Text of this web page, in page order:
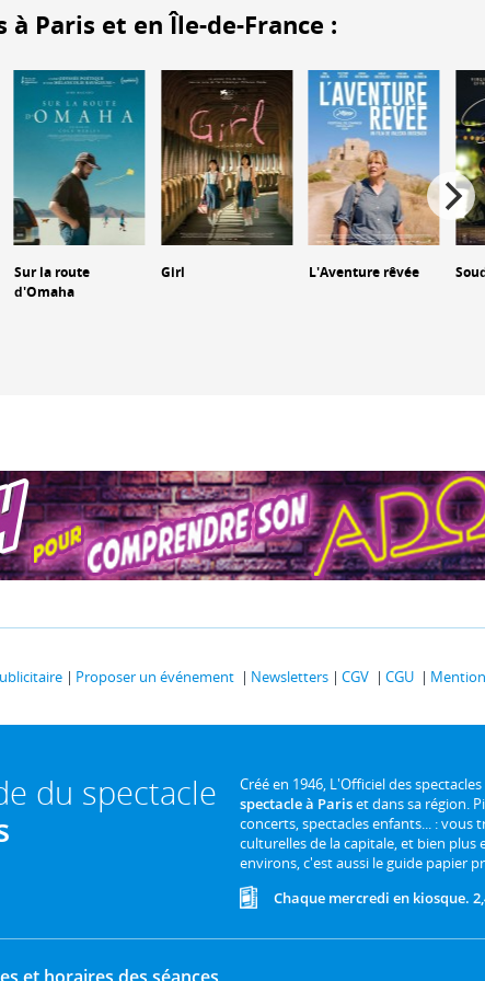
Paris et en Île-de-France :
Sur la route
d'Omaha
Girl L'Aventure rêvée
Proposer un événement Newsletters CGV CGU
du spectacle
Créé en 1946, L'Officiel des
spectacle à Pariset dans sa région.
concerts, spectacles enfants... :
culturelles de la capitale, et bien plus
environs, c'est aussi le guide papier
Chaque mercredi en kiosque.
et horaires des séances